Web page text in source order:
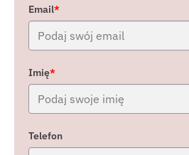
Email*
Imię*
Telefon